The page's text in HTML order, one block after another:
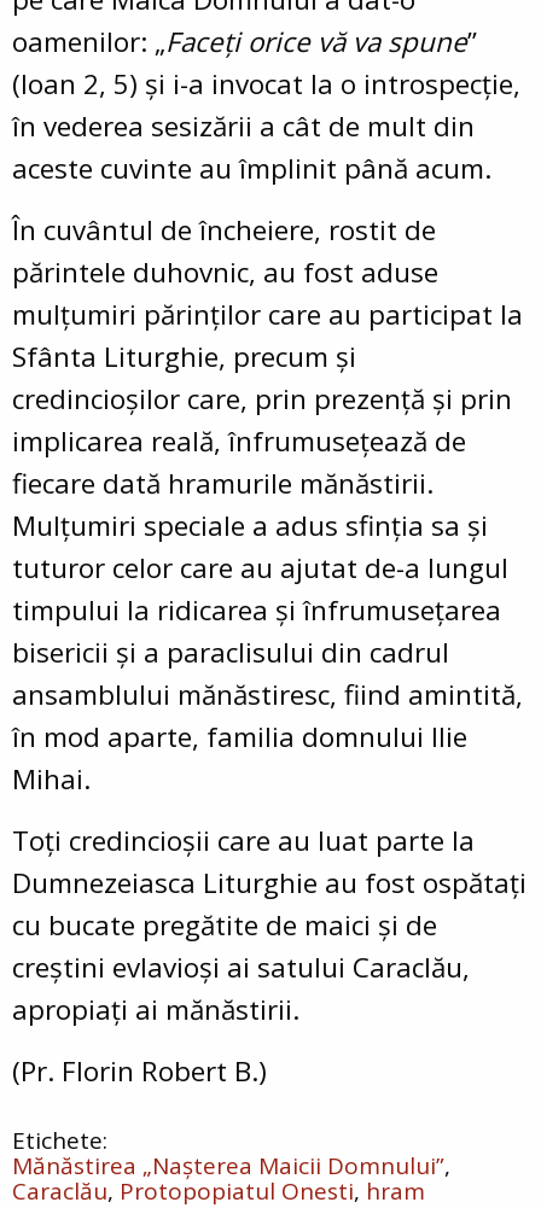
oamenilor: „Faceţi orice vă va spune”
(Ioan 2, 5) și i-a invocat la o introspecție,
în vederea sesizării a cât de mult din
aceste cuvinte au împlinit până acum.
În cuvântul de încheiere, rostit de
părintele duhovnic, au fost aduse
mulțumiri părinților care au participat la
Sfânta Liturghie, precum și
credincioșilor care, prin prezență și prin
implicarea reală, înfrumusețează de
fiecare dată hramurile mănăstirii.
Mulțumiri speciale a adus sfinția sa și
tuturor celor care au ajutat de-a lungul
timpului la ridicarea și înfrumusețarea
bisericii și a paraclisului din cadrul
ansamblului mănăstiresc, fiind amintită,
în mod aparte, familia domnului Ilie
Mihai.
Toți credincioșii care au luat parte la
Dumnezeiasca Liturghie au fost ospătați
cu bucate pregătite de maici și de
creștini evlavioși ai satului Caraclău,
apropiați ai mănăstirii.
(Pr. Florin Robert B.)
Mănăstirea „Nașterea Maicii Domnului”
Caraclău Protopopiatul Onesti hram